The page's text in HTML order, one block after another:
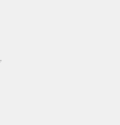
.